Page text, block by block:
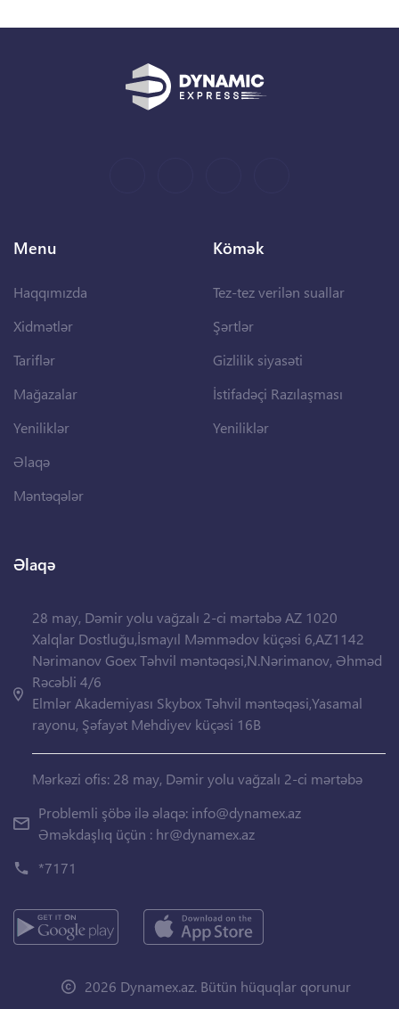
Menu
Haqqımızda
Xidmətlər
Tariflər
Mağazalar
Yeniliklər
Əlaqə
Məntəqələr
Kömək
Tez-tez verilən suallar
Şərtlər
Gizlilik siyasəti
İstifadəçi Razılaşması
Yeniliklər
Əlaqə
28 may, Dəmir yolu vağzalı 2-ci mərtəbə AZ 1020
Xalqlar Dostluğu,İsmayıl Məmmədov küçəsi 6,AZ1142
Nərimanov Goex Təhvil məntəqəsi,N.Nərimanov, Əhməd
Rəcəbli 4/6
Elmlər Akademiyası Skybox Təhvil məntəqəsi,Yasamal
rayonu, Şəfayət Mehdiyev küçəsi 16B
Mərkəzi ofis: 28 may, Dəmir yolu vağzalı 2-ci mərtəbə
Problemli şöbə ilə əlaqə: info@dynamex.az
Əməkdaşlıq üçün : hr@dynamex.az
*7171
2026 Dynamex.az. Bütün hüquqlar qorunur